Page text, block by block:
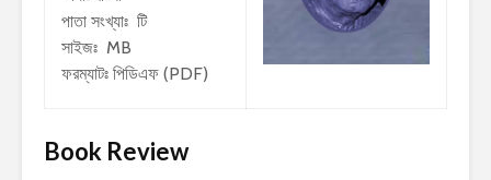
পাতা সংখ্যাঃ টি
সাইজঃ MB
ফরম্যাটঃ পিডিএফ (PDF)
Book Review